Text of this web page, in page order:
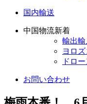
国内輸送
中国物流新着
輸出輸
ヨロ
ドロ
お問い合わせ